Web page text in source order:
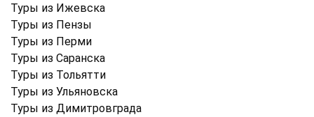
Туры из Ижевска
Туры из Пензы
Туры из Перми
Туры из Саранска
Туры из Тольятти
Туры из Ульяновска
Туры из Димитровграда